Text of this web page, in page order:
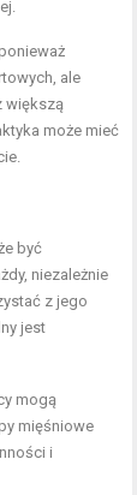
ale
większą
może mieć
być
niezależnie
z jego
jest
mogą
mięśniowe
i